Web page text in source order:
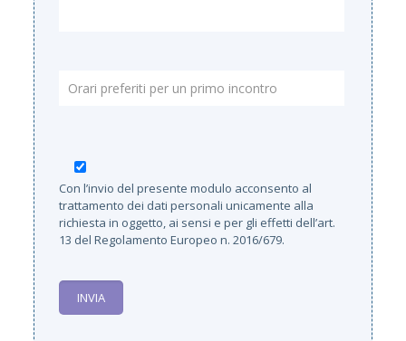
Con l’invio del presente modulo acconsento al
trattamento dei dati personali unicamente alla
richiesta in oggetto, ai sensi e per gli effetti dell’art.
13 del Regolamento Europeo n. 2016/679.